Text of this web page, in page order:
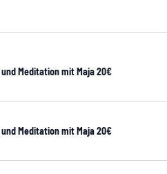
und Meditation mit Maja 20€
und Meditation mit Maja 20€